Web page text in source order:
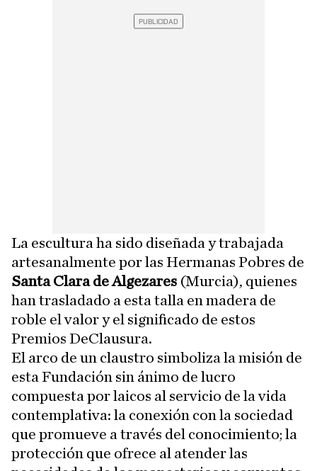
La escultura ha sido diseñada y trabajada
artesanalmente por las Hermanas Pobres de
Santa Clara de Algezares (Murcia), quienes
han trasladado a esta talla en madera de
roble el valor y el significado de estos
Premios DeClausura.
El arco de un claustro simboliza la misión de
esta Fundación sin ánimo de lucro
compuesta por laicos al servicio de la vida
contemplativa: la conexión con la sociedad
que promueve a través del conocimiento; la
protección que ofrece al atender las